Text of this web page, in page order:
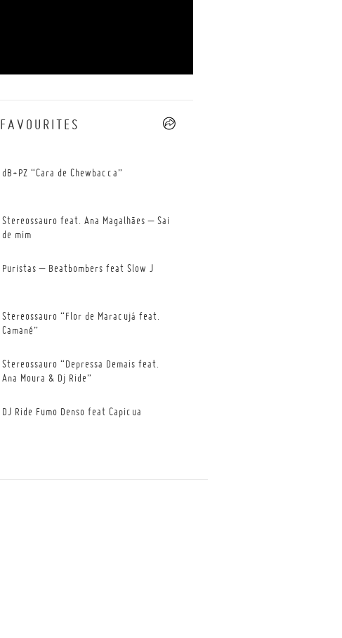
FAVOURITES
dB+PZ “Cara de Chewbacca”
Stereossauro feat. Ana Magalhães – Sai
de mim
Puristas – Beatbombers feat Slow J
Stereossauro “Flor de Maracujá feat.
Camané”
Stereossauro “Depressa Demais feat.
Ana Moura & Dj Ride”
DJ Ride Fumo Denso feat Capicua